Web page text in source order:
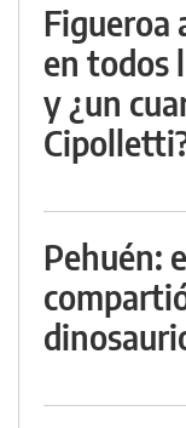
Figueroa
en todos
y ¿un
Pehuén: